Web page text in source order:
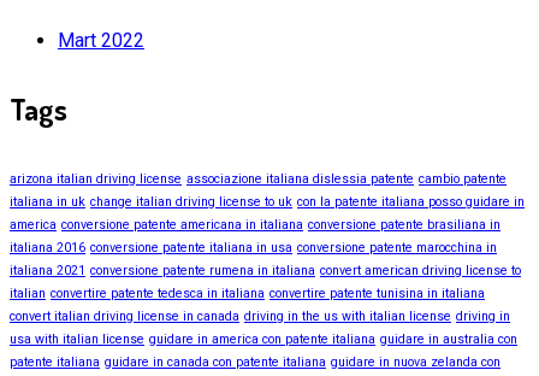
Mart 2022
Tags
arizona italian driving license associazione italiana dislessia patente cambio patente
italiana in uk change italian driving license to uk con la patente italiana posso guidare in
america conversione patente americana in italiana conversione patente brasiliana in
italiana 2016 conversione patente italiana in usa conversione patente marocchina in
italiana 2021 conversione patente rumena in italiana convert american driving license to
italian convertire patente tedesca in italiana convertire patente tunisina in italiana
convert italian driving license in canada driving in the us with italian license driving in
usa with italian license guidare in america con patente italiana guidare in australia con
patente italiana guidare in canada con patente italiana guidare in nuova zelanda con